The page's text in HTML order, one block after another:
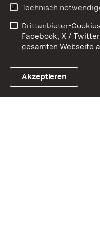
Link zum Landesportal
Impressum
Technisch
Drittanbieter-
Facebook, X /
gesamten Webseite
Akzeptieren